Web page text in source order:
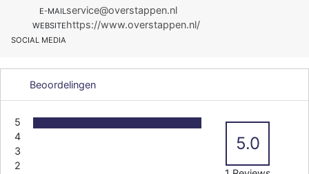
E-MAILservice@overstappen.nl
WEBSITEhttps://www.overstappen.nl/
SOCIAL MEDIA
Beoordelingen
5
4
3
2
5.0